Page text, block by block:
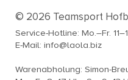
© 2026 Teamsport
Service-Hotline: Mo.–Fr.
E-Mail: info@laola.biz
Warenabholung: Simon-